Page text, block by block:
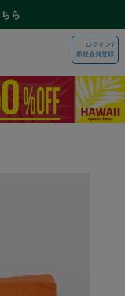
ら
ログイン /
新規会員登録